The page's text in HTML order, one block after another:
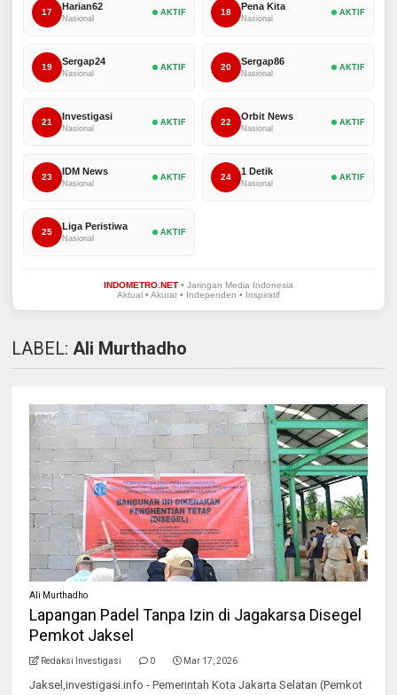
17
Harian62
Nasional
AKTIF 18
Pena Kita
Nasional
AKTIF
19
Sergap24
Nasional
AKTIF 20
Sergap86
Nasional
AKTIF
21
Investigasi
Nasional
AKTIF 22
Orbit News
Nasional
AKTIF
23
IDM News
Nasional
AKTIF 24
1 Detik
Nasional
AKTIF
25
Liga Peristiwa
Nasional
AKTIF
INDOMETRO.NET• Jaringan Media Indonesia
Aktual • Akurat • Independen • Inspiratif
LABEL: Ali Murthadho
Ali Murthadho
Lapangan Padel Tanpa Izin di Jagakarsa Disegel
Pemkot Jaksel
Redaksi Investigasi 0 Mar 17, 2026
Jaksel,investigasi.info - Pemerintah Kota Jakarta Selatan (Pemkot